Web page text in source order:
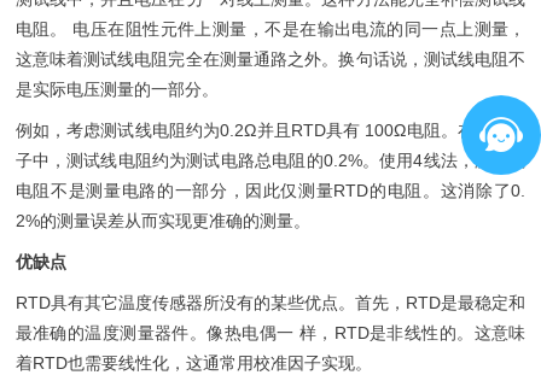
电阻。 电压在阻性元件上测量，不是在输出电流的同一点上测量，
这意味着测试线电阻完全在测量通路之外。换句话说，测试线电阻不
是实际电压测量的一部分。
例如，考虑测试线电阻约为0.2Ω并且RTD具有 100Ω电阻。在这个例
子中，测试线电阻约为测试电路总电阻的0.2%。使用4线法，测试线
电阻不是测量电路的一部分，因此仅测量RTD的电阻。这消除了0.
2%的测量误差从而实现更准确的测量。
优缺点
RTD具有其它温度传感器所没有的某些优点。首先，RTD是最稳定和
最准确的温度测量器件。像热电偶一 样，RTD是非线性的。这意味
着RTD也需要线性化，这通常用校准因子实现。